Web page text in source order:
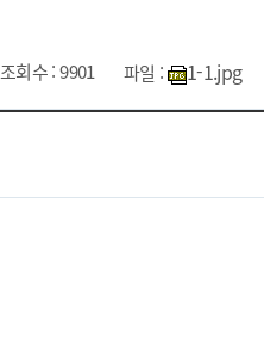
조회수 : 9901 파일 : 1-1.jpg